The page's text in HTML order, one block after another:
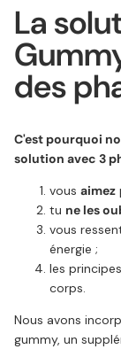
La
des
C'est pourquoi
solution avec 3
vous aimez
tu ne les
vous
énergie ;
les
corps.
Nous avons
gummy, un